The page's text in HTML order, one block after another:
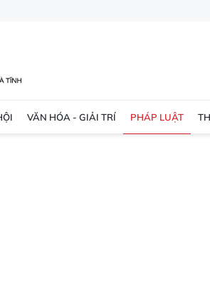
VĂN HÓA - GIẢI TRÍ PHÁP LUẬT